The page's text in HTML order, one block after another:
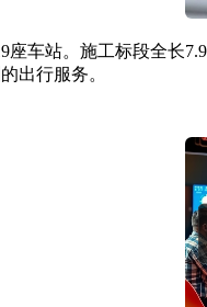
站。施工标段全长
出行服务。